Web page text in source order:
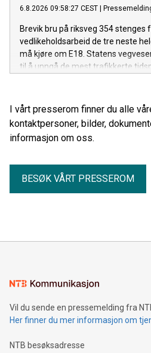
6.8.2026 09:58:27 CEST |
Brevik bru på riksveg 354 stenges
vedlikeholdsarbeid de tre neste
må kjøre om E18. Statens
til å unngå de mest trafikkerte
I vårt presserom finner du alle
kontaktpersoner, bilder,
informasjon om oss.
BESØK VÅRT PRESSEROM
Vil du sende en pressemelding fra
Her finner du mer informasjon om
NTB besøksadresse